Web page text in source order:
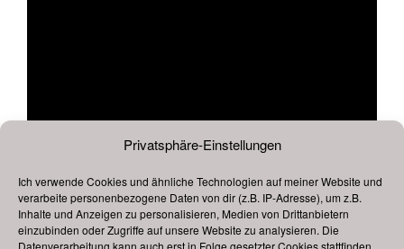
Privatsphäre-Einstellungen
Ich verwende Cookies und ähnliche Technologien auf meiner Website und
verarbeite personenbezogene Daten von dir (z.B. IP-Adresse), um z.B.
Inhalte und Anzeigen zu personalisieren, Medien von Drittanbietern
einzubinden oder Zugriffe auf unsere Website zu analysieren. Die
Datenverarbeitung kann auch erst in Folge gesetzter Cookies stattfinden.